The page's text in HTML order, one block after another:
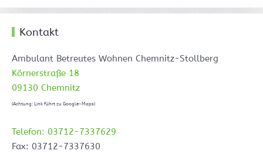
Kontakt
Ambulant Betreutes Wohnen Chemnitz-Stollberg
Körnerstraße 18
09130 Chemnitz
(Achtung: Link führt zu Google-Maps)
Telefon: 03712-7337629
Fax: 03712-7337630